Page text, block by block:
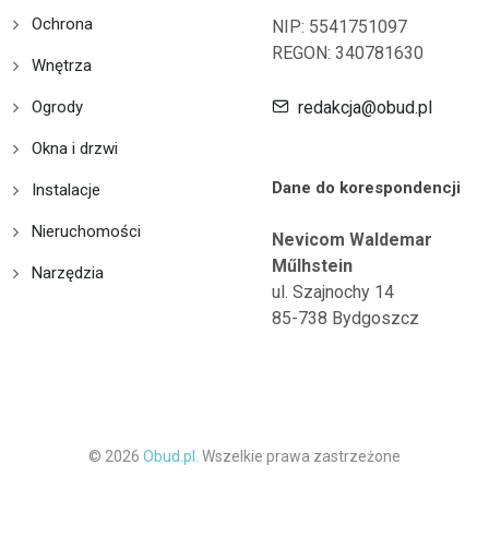
Ochrona
Wnętrza
Ogrody
Okna i drzwi
Instalacje
Nieruchomości
Narzędzia
NIP: 5541751097
REGON: 340781630
redakcja@obud.pl
Dane do korespondencji
Nevicom Waldemar
Műlhstein
ul. Szajnochy 14
85-738 Bydgoszcz
© 2026 Obud.pl. Wszelkie prawa zastrzeżone